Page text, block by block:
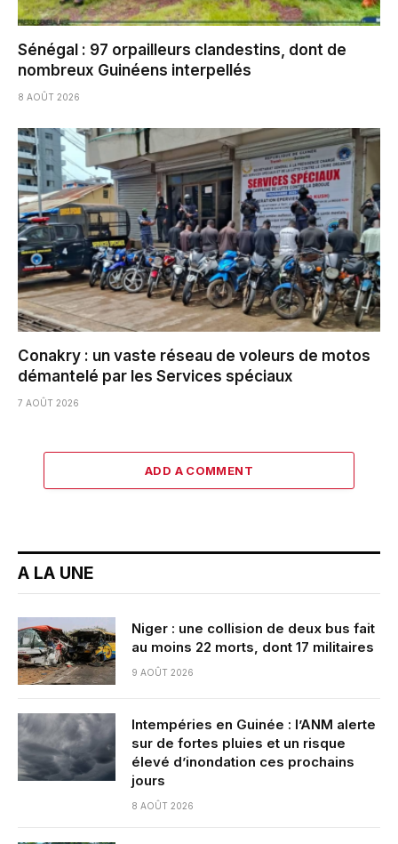
Sénégal : 97 orpailleurs clandestins, dont de
nombreux Guinéens interpellés
8 AOÛT 2026
Conakry : un vaste réseau de voleurs de motos
démantelé par les Services spéciaux
7 AOÛT 2026
ADD A COMMENT
A LA UNE
Niger : une collision de deux bus fait
au moins 22 morts, dont 17 militaires
9 AOÛT 2026
Intempéries en Guinée : l’ANM alerte
sur de fortes pluies et un risque
élevé d’inondation ces prochains
jours
8 AOÛT 2026